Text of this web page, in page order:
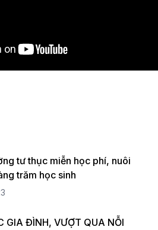
tư thục miễn học phí, nuôi
trăm học sinh
GIA ĐÌNH, VƯỢT QUA NỖI